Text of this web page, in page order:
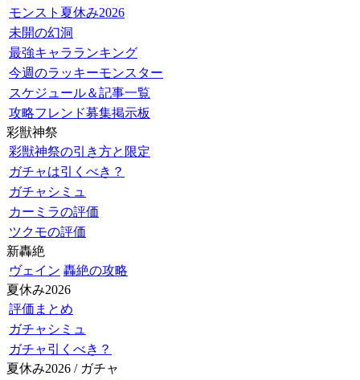
モンスト夏休み2026
未開の幻洞
最強キャラランキング
今週のラッキーモンスター
スケジュール＆記事一覧
攻略フレンド募集掲示板
彩獣神祭
彩獣神祭の引き方と限定
ガチャは引くべき？
ガチャシミュ
カーミラの評価
ツクモの評価
新轟絶
ヴェイン 轟絶の攻略
夏休み2026
評価まとめ
ガチャシミュ
ガチャ引くべき？
夏休み2026 / ガチャ